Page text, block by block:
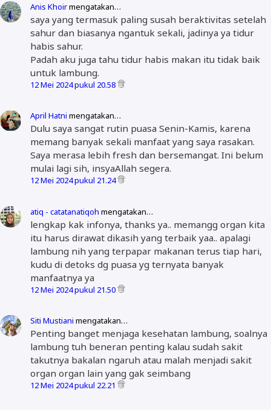
Anis Khoirmengatakan…
saya yang termasuk paling susah beraktivitas setelah
sahur dan biasanya ngantuk sekali, jadinya ya tidur
habis sahur.
Padah aku juga tahu tidur habis makan itu tidak baik
untuk lambung.
12 Mei 2024 pukul 20.58
April Hatni mengatakan…
Dulu saya sangat rutin puasa Senin-Kamis, karena
memang banyak sekali manfaat yang saya rasakan.
Saya merasa lebih fresh dan bersemangat. Ini belum
mulai lagi sih, insyaAllah segera.
12 Mei 2024 pukul 21.24
atiq - catatanatiqoh mengatakan…
lengkap kak infonya, thanks ya.. memangg organ kita
itu harus dirawat dikasih yang terbaik yaa.. apalagi
lambung nih yang terpapar makanan terus tiap hari,
kudu di detoks dg puasa yg ternyata banyak
manfaatnya ya
12 Mei 2024 pukul 21.50
Siti Mustiani mengatakan…
Penting banget menjaga kesehatan lambung, soalnya
lambung tuh beneran penting kalau sudah sakit
takutnya bakalan ngaruh atau malah menjadi sakit
organ organ lain yang gak seimbang
12 Mei 2024 pukul 22.21